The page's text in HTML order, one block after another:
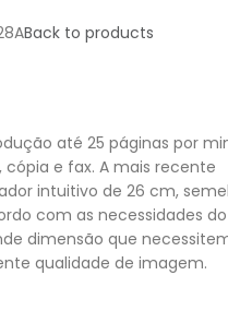
Back to products
até 25 páginas por
e fax. A mais recente
intuitivo de 26 cm,
com as necessidades do
dimensão que
qualidade de imagem.